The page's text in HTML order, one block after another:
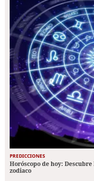
PREDICCIONES
Horóscopo de hoy:
zodiaco